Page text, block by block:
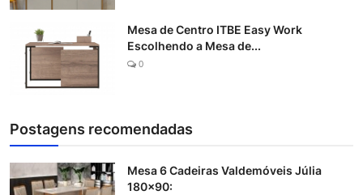
Mesa de Centro ITBE Easy Work
Escolhendo a Mesa de...
0
Postagens recomendadas
Mesa 6 Cadeiras Valdemóveis Júlia
180x90: